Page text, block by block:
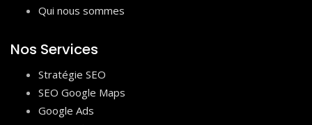
Qui nous sommes
Nos Services
Stratégie SEO
SEO Google Maps
Google Ads